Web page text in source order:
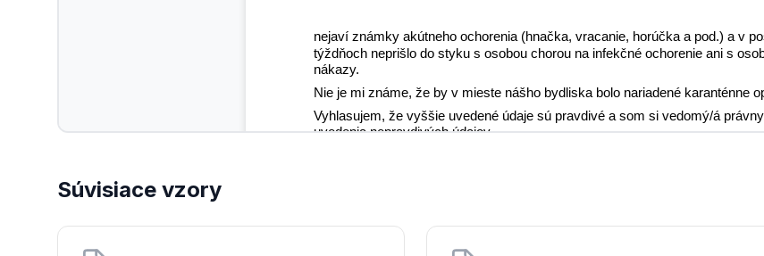
nejaví známky akútneho ochorenia (hnačka, vracanie, horúčka a pod.) a v
týždňoch neprišlo do styku s osobou chorou na infekčné ochorenie ani s
nákazy.
Nie je mi známe, že by v mieste nášho bydliska bolo nariadené karanténne
Vyhlasujem, že vyššie uvedené údaje sú pravdivé a som si vedomý/á
uvedenia nepravdivých údajov.
Súvisiace vzory